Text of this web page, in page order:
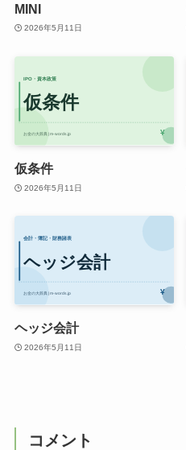
MINI
2026年5月11日
仮条件
2026年5月11日
ヘッジ会計
2026年5月11日
コメント